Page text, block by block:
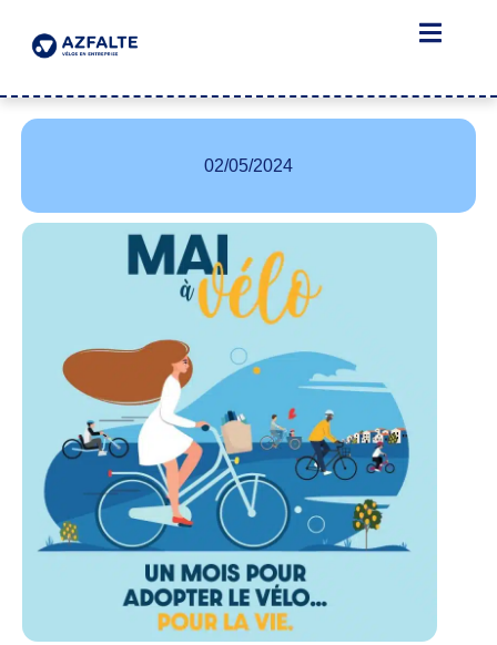
02/05/2024